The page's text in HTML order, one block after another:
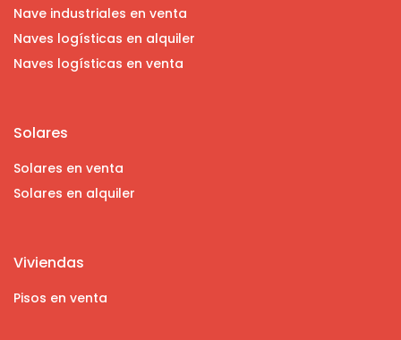
Nave industriales en venta
Naves logísticas en alquiler
Naves logísticas en venta
Solares
Solares en venta
Solares en alquiler
Viviendas
Pisos en venta